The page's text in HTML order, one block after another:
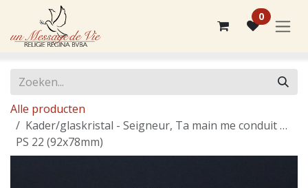
Overslaan naar inhoud
0
Alle producten
Kader/glaskristal - Seigneur, Ta main me conduit …
PS 22 (92x78mm)